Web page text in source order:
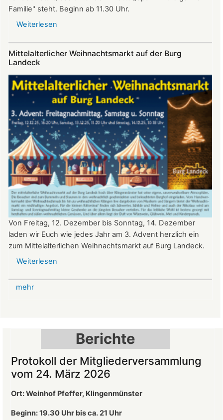
Familie" steht. Beginn ab 11.30 Uhr.
Weiterlesen
Burg
Mittelalterlicher Weihnachtsmarkt auf der Burg
Landeck
Von Freitag, 12. Dezember bis Sonntag, 14. Dezember
laden wir Euch wie jedes Jahr am 3. Advent herzlich ein
zum Mittelalterlichen Weihnachtsmarkt auf Burg Landeck.
Weiterlesen
Landeck
mehr
Berichte
Protokoll der Mitgliederversammlung
vom 24. März 2026
Ort: Weinhof Pfeffer, Klingenmünster
Beginn: 19.30 Uhr bis ca. 21 Uhr